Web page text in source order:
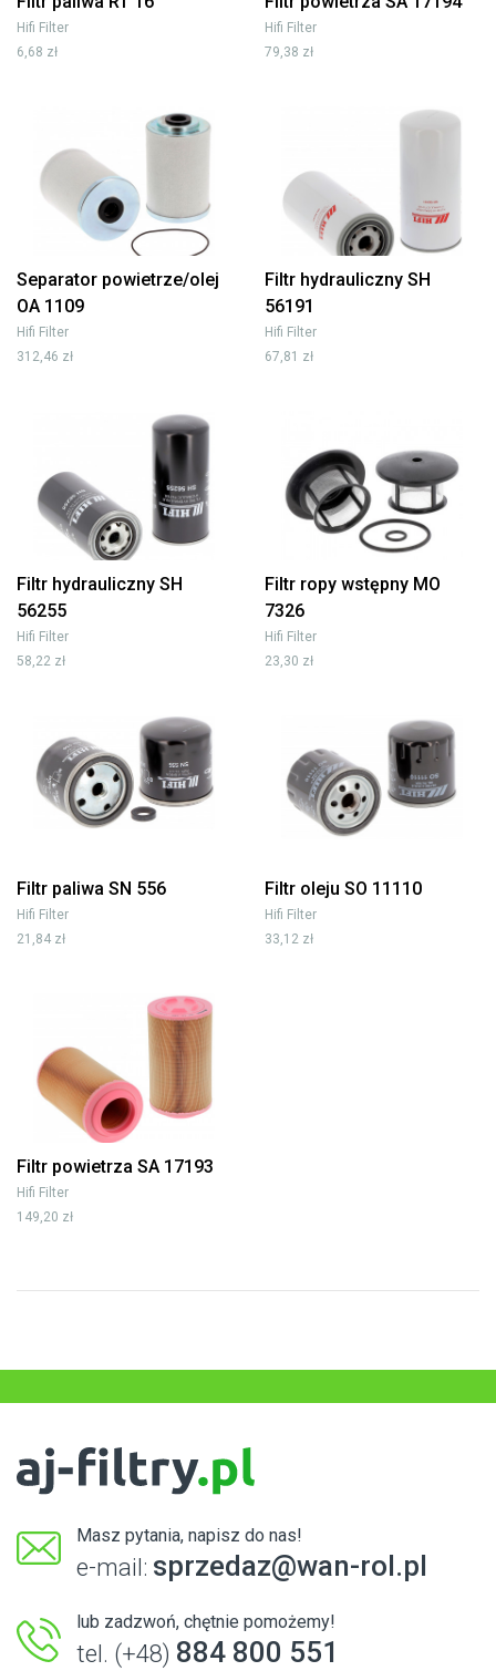
Hifi Filter
6,68 zł
Hifi Filter
79,38 zł
Separator powietrze/olej
OA 1109
Hifi Filter
312,46 zł
Filtr hydrauliczny SH
56191
Hifi Filter
67,81 zł
Filtr hydrauliczny SH
56255
Hifi Filter
58,22 zł
Filtr ropy wstępny MO
7326
Hifi Filter
23,30 zł
Filtr paliwa SN 556
Hifi Filter
21,84 zł
Filtr oleju SO 11110
Hifi Filter
33,12 zł
Filtr powietrza SA 17193
Hifi Filter
149,20 zł
Masz pytania, napisz do nas!
e-mail: sprzedaz@wan-rol.pl
lub zadzwoń, chętnie pomożemy!
tel. (+48) 884 800 551